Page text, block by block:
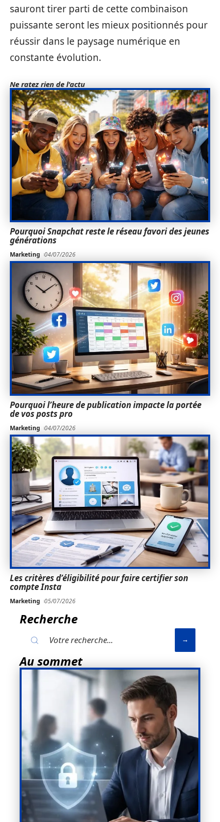
sauront tirer parti de cette combinaison
puissante seront les mieux positionnés pour
réussir dans le paysage numérique en
constante évolution.
Ne ratez rien de l'actu
Pourquoi Snapchat reste le réseau favori des jeunes
générations
Marketing 04/07/2026
Pourquoi l’heure de publication impacte la portée
de vos posts pro
Marketing 04/07/2026
Les critères d’éligibilité pour faire certifier son
compte Insta
Marketing 05/07/2026
Recherche
Au sommet